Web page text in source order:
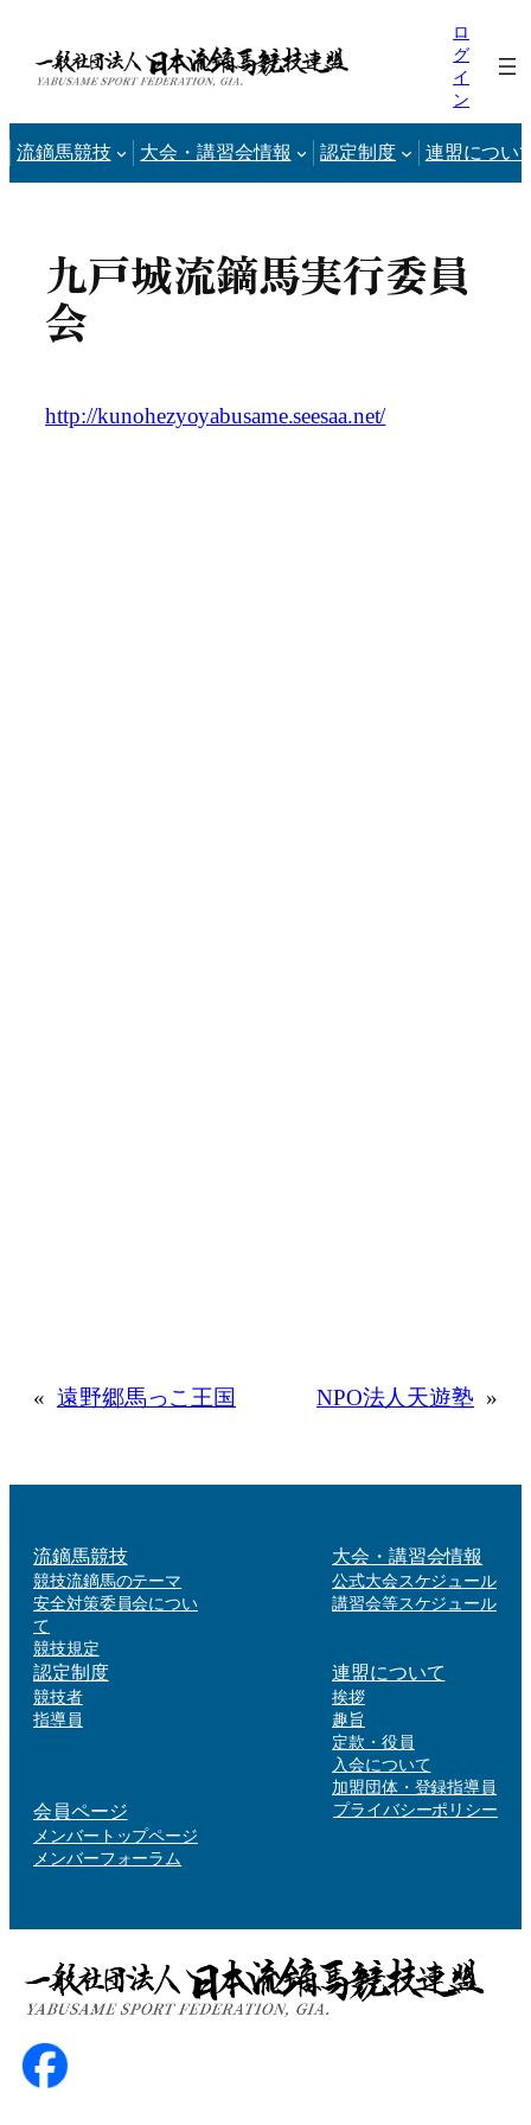
キ
ッ
ロ
グ
イ
ン
流鏑馬競技 大会・講習会情報 認定制度 連盟につい
九戸城流鏑馬実行委員
会
http://kunohezyoyabusame.seesaa.net/
« 遠野郷馬っこ王国 NPO法人天遊塾 »
流鏑馬競技
競技流鏑馬のテーマ
安全対策委員会につい
て
競技規定
大会・講習会情報
公式大会スケジュール
講習会等スケジュール
認定制度
競技者
指導員
連盟について
挨拶
趣旨
定款・役員
入会について
加盟団体・登録指導員
会員ページ
メンバートップページ
メンバーフォーラム
プライバシーポリシー